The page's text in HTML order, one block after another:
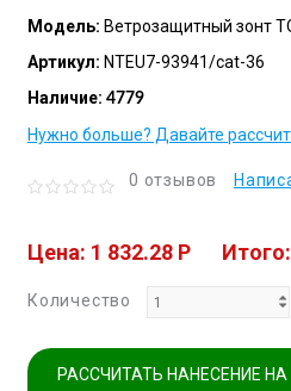
Модель: Ветрозащитный зонт
Артикул: NTEU7-93941/cat-36
Наличие: 4779
Нужно больше? Давайте
0 отзывов
Цена: 1 832.28 P
Количество
РАССЧИТАТЬ НАНЕСЕНИЕ